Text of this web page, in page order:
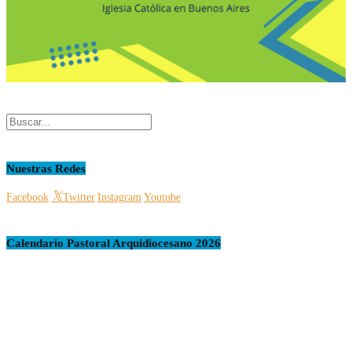
Nuestras Redes
Facebook Twitter Instagram Youtube
Calendario Pastoral Arquidiocesano 2026